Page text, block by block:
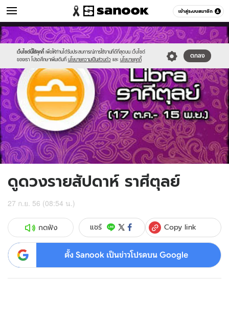
เข้าสู่ระบบสมาชิก
ดูดวง หมวดอื่นๆ
เว็บไซต์นี้ใช้คุกกี้ เพื่อให้ท่านได้รับประสบการณ์การใช้งานที่ดีที่สุดบน เว็บไซต์
ของเรา โปรดศึกษาเพิ่มเติมที่ นโยบายความเป็นส่วนตัว และ นโยบายคุกกี้
ตกลง
Sanook
//s.isanook.com/sr/0/images/logo-
new-
sanook.png
600
60
//s.isanook.com/ho/0/ud/10/52069/10libra.jpg
ดูดวงรายสัปดาห์ ราศีตุลย์
27 ก.ย. 56 (08:54 น.)
กดฟัง แชร์ Copy link
ตั้ง Sanook เป็นข่าวโปรดบน Google